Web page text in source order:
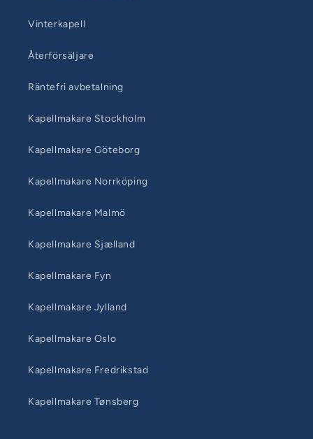
Vinterkapell
Återförsäljare
Räntefri avbetalning
Kapellmakare Stockholm
Kapellmakare Göteborg
Kapellmakare Norrköping
Kapellmakare Malmö
Kapellmakare Sjælland
Kapellmakare Fyn
Kapellmakare Jylland
Kapellmakare Oslo
Kapellmakare Fredrikstad
Kapellmakare Tønsberg